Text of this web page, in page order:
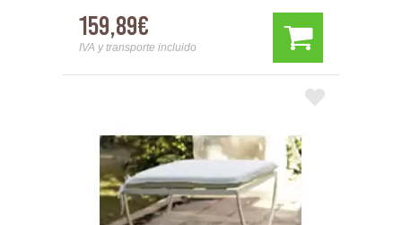
159,89€
IVA y transporte incluido